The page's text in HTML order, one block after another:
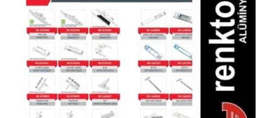
Plastik Kapı Pencere
Aksesuarları